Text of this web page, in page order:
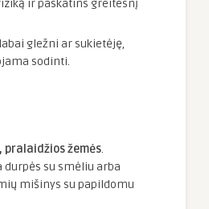
ir paskatins greitesnį
gležni ar sukietėję,
sodinti.
pralaidžios žemės.
durpės su smėliu arba
mišinys su papildomu